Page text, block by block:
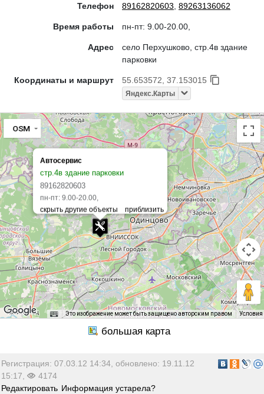
Телефон
89162820603 89263136062
Время работы пн-пт: 9.00-20.00,
Адрес
село Перхушково, стр.4в здание
парковки
Координаты и маршрут 55.653572, 37.153015
Яндекс.Карты
Автосервис
стр.4в здание парковки
89162820603
пн-пт: 9.00-20.00,
OSM
Это изображение может быть защищено авторским правом Условия
Регистрация: 07.03.12 14:34, обновлено: 19.11.12
15:17,
4174
Редактировать Информация устарела?